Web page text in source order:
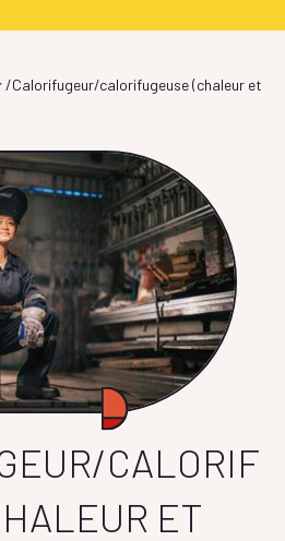
/Calorifugeur/calorifugeuse (chaleur et
CALORIF
ET